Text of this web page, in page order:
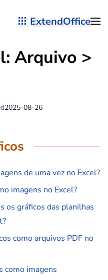
ExtendOffice
Arquivo >
2025-08-26
de uma vez no Excel?
imagens no Excel?
os gráficos das planilhas
como arquivos PDF no
como imagens